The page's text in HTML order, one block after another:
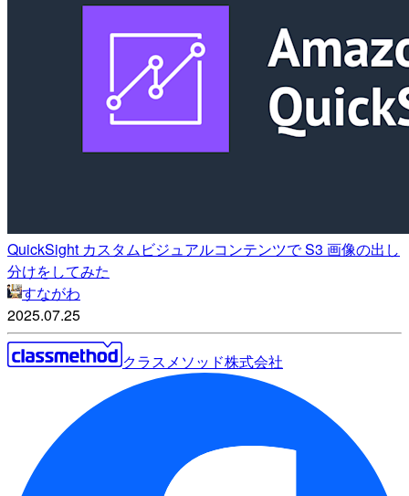
QuickSight カスタムビジュアルコンテンツで S3 画像の出し
分けをしてみた
すながわ
2025.07.25
クラスメソッド株式会社